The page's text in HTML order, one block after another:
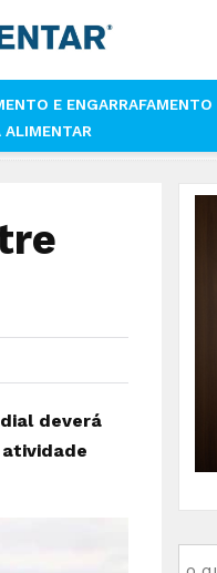
E ENGARRAFAMENTO
ALIMENTAR
32%
deverá